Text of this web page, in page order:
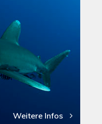
Weitere Infos